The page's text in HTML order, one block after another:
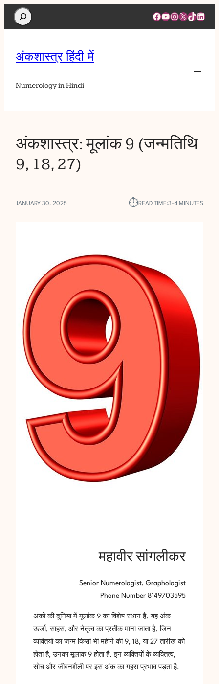
Search Facebook
YouTube
Instagram
X TikTok
अंकशास्त्र हिंदी में
Numerology in Hindi
अंकशास्त्र: मूलांक 9 (जन्मतिथि
9, 18, 27)
JANUARY 30, 2025 ⏱︎READ TIME:3–4 MINUTES
महावीर सांगलीकर
Senior Numerologist, Graphologist
Phone Number 8149703595
अंकों की दुनिया में मूलांक 9 का विशेष स्थान है. यह अंक
ऊर्जा, साहस, और नेतृत्व का प्रतीक माना जाता है. जिन
व्यक्तियों का जन्म किसी भी महीने की 9, 18, या 27 तारीख को
होता है, उनका मूलांक 9 होता है. इन व्यक्तियों के व्यक्तित्व,
सोच और जीवनशैली पर इस अंक का गहरा प्रभाव पड़ता है.